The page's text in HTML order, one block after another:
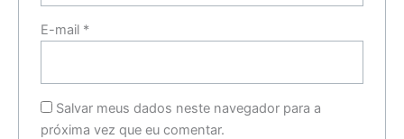
E-mail *
Salvar meus dados neste navegador para a
próxima vez que eu comentar.